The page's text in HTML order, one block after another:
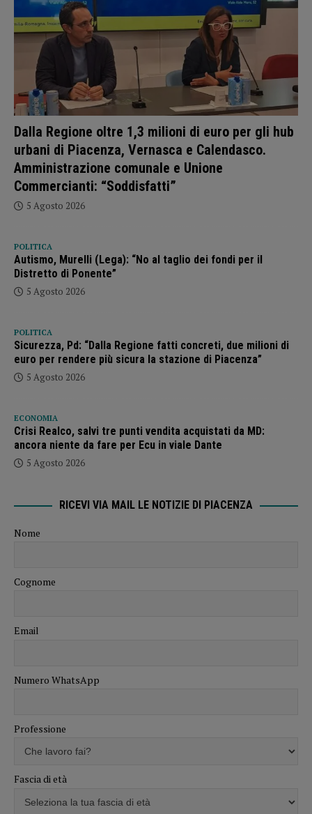
Dalla Regione oltre 1,3 milioni di euro per gli hub
urbani di Piacenza, Vernasca e Calendasco.
Amministrazione comunale e Unione
Commercianti: “Soddisfatti”
5 Agosto 2026
POLITICA
Autismo, Murelli (Lega): “No al taglio dei fondi per il
Distretto di Ponente”
5 Agosto 2026
POLITICA
Sicurezza, Pd: “Dalla Regione fatti concreti, due milioni di
euro per rendere più sicura la stazione di Piacenza”
5 Agosto 2026
ECONOMIA
Crisi Realco, salvi tre punti vendita acquistati da MD:
ancora niente da fare per Ecu in viale Dante
5 Agosto 2026
RICEVI VIA MAIL LE NOTIZIE DI PIACENZA
Nome
Cognome
Email
Numero WhatsApp
Professione
Fascia di età